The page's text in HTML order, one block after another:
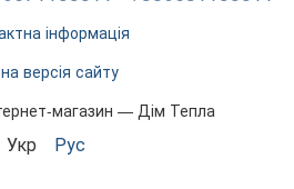
інформація
версія сайту
магазин — Дім Тепла
Укр Рус